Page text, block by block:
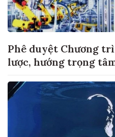
Phê duyệt Chương
lược, hướng trọng